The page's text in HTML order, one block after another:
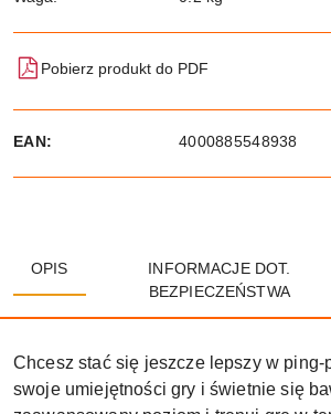
Pobierz produkt do PDF
EAN: 4000885548938
OPIS
INFORMACJE DOT.
BEZPIECZEŃSTWA
Chcesz stać się jeszcze lepszy w
swoje umiejętności gry i świetnie się